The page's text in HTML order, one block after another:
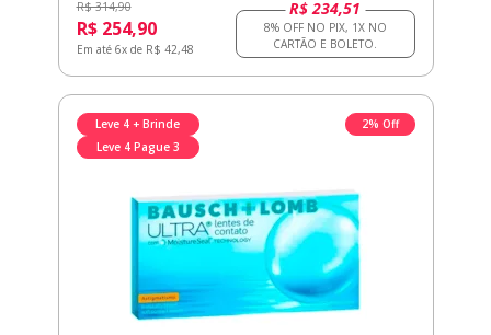
R$ 314,90
R$ 254,90
Em até 6x de R$ 42,48
R$ 234,51
Leve 4 + Brinde
Leve 4 Pague 3
2% Off